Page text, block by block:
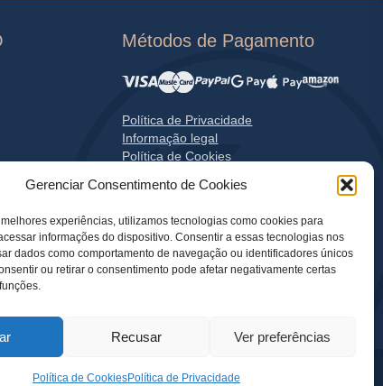
Gerenciar Consentimento de Cookies
experiências, utilizamos tecnologias como cookies para
informações do dispositivo. Consentir a essas tecnologias nos
dados como comportamento de navegação ou identificadores únicos
ou retirar o consentimento pode afetar negativamente certas
Recusar Ver preferências
Política de CookiesPolítica de Privacidade
Métodos de Pagamento
Política de Privacidade
Informação legal
Política de Cookies